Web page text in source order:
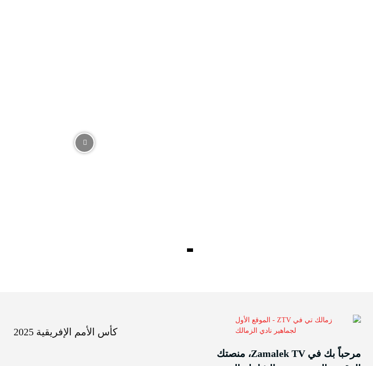
كأس الأمم الإفريقية 2025
مرحباً بك في Zamalek TV، منصتك